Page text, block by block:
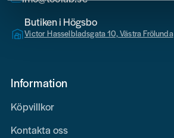
Butiken i Högsbo
Victor Hasselbladsgata 10, Västra Frölunda
Information
Köpvillkor
Kontakta oss